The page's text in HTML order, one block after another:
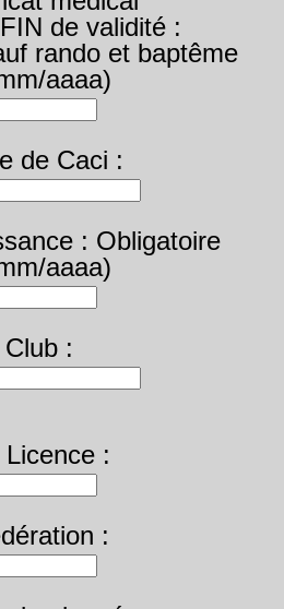
de validité :
rando et baptême
aaaa)
de Caci :
: Obligatoire
aaaa)
Club :
Licence :
: